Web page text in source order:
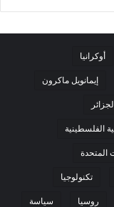
أوكرانيا
إيمانويل ماكرون
الفلسطينية
المتحدة
تكنولوجيا
روسيا سياسة